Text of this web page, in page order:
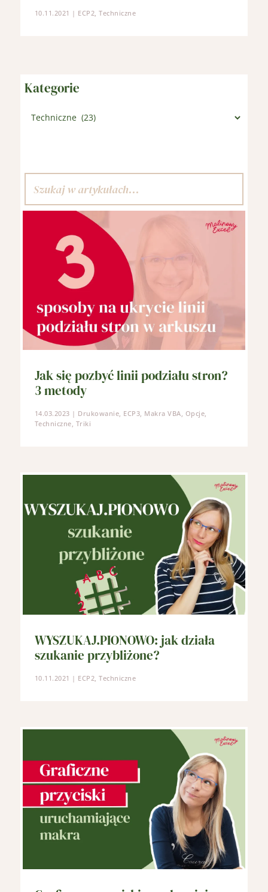
10.11.2021 | ECP2,Techniczne
Kategorie
Kategorie
Jak się pozbyć linii podziału stron?
3 metody
14.03.2023 | Drukowanie ECP3 Makra VBA Opcje
Techniczne Triki
WYSZUKAJ.PIONOWO: jak działa
szukanie przybliżone?
10.11.2021 | ECP2 ,Techniczne